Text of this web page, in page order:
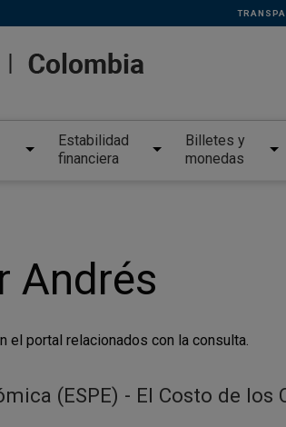
Estabilidad
financiera
Billetes y
monedas
Andrés
portal relacionados con la consulta.
(ESPE) - El Costo de